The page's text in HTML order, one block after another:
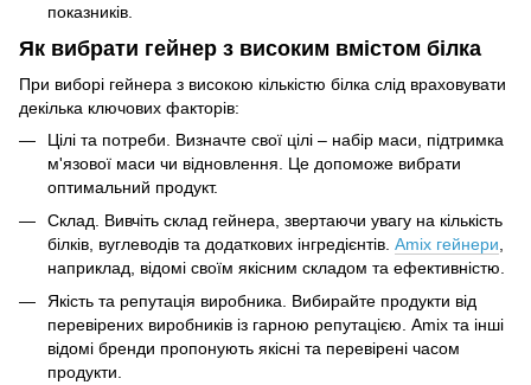
показників.
Як вибрати гейнер з високим вмістом білка
При виборі гейнера з високою кількістю білка слід враховувати
декілька ключових факторів:
Цілі та потреби. Визначте свої цілі – набір маси, підтримка
м'язової маси чи відновлення. Це допоможе вибрати
оптимальний продукт.
Склад. Вивчіть склад гейнера, звертаючи увагу на кількість
білків, вуглеводів та додаткових інгредієнтів. Amix гейнери
наприклад, відомі своїм якісним складом та ефективністю.
Якість та репутація виробника. Вибирайте продукти від
перевірених виробників із гарною репутацією. Amix та інші
відомі бренди пропонують якісні та перевірені часом
продукти.